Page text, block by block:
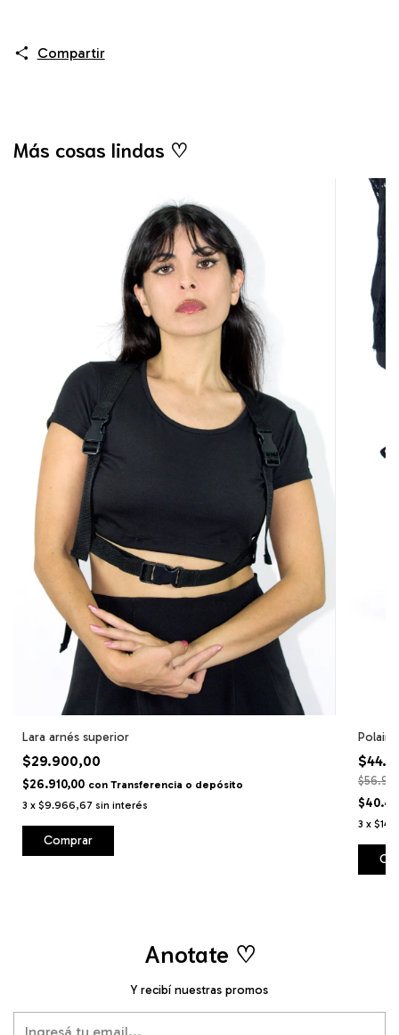
Compartir
Más cosas lindas ♡
Lara arnés superior
$29.900,00
$26.910,00 con Transferencia o depósito
3 x $9.966,67 sin interés
3 x
Anotate ♡
Y recibí nuestras promos